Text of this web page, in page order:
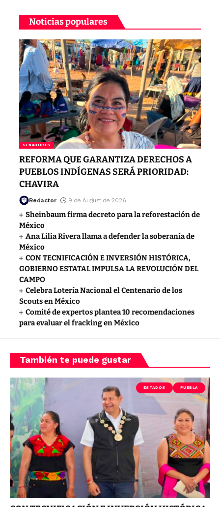
Noticias populares
SENADORES
REFORMA QUE GARANTIZA DERECHOS A
PUEBLOS INDÍGENAS SERÁ PRIORIDAD:
CHAVIRA
Redactor 9 de August de 2026
Sheinbaum firma decreto para la reforestación de
México
Ana Lilia Rivera llama a defender la soberanía de
México
CON TECNIFICACIÓN E INVERSIÓN HISTÓRICA,
GOBIERNO ESTATAL IMPULSA LA REVOLUCIÓN DEL
CAMPO
Celebra Lotería Nacional el Centenario de los
Scouts en México
Comité de expertos plantea 10 recomendaciones
para evaluar el fracking en México
También te puede gustar
ESTADOS PUEBLA